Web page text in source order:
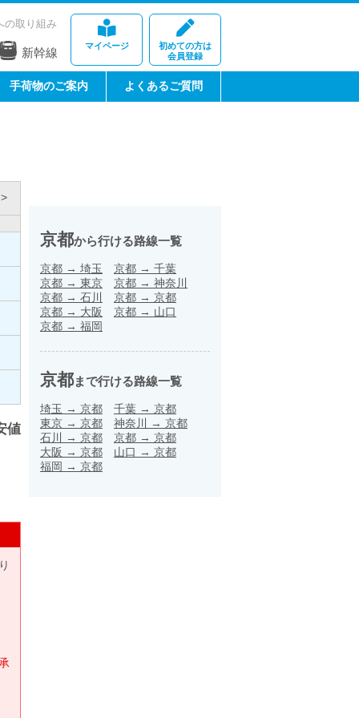
マイページ
初めての方は
会員登録
の取り組み
新幹線
手荷物のご案内 よくあるご質問
値
京都から行ける路線一覧
京都 → 埼玉 京都 → 千葉
京都 → 東京 京都 → 神奈川
京都 → 石川 京都 → 京都
京都 → 大阪 京都 → 山口
京都 → 福岡
京都まで行ける路線一覧
埼玉 → 京都 千葉 → 京都
東京 → 京都 神奈川 → 京都
石川
→ 京都 京都 → 京都
大阪 → 京都 山口 → 京都
福岡 → 京都